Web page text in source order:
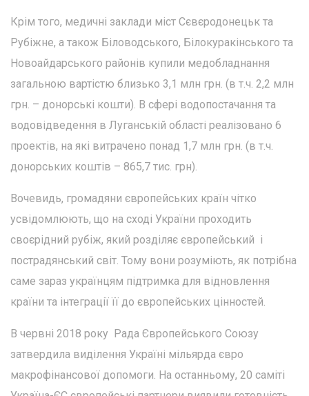
Крім того, медичні заклади міст Сєвєродонецьк та
Рубіжне, а також Біловодського, Білокуракінського та
Новоайдарського районів купили медобладнання
загальною вартістю близько 3,1 млн грн. (в т.ч. 2,2 млн
грн. – донорські кошти). В сфері водопостачання та
водовідведення в Луганській області реалізовано 6
проектів, на які витрачено понад 1,7 млн грн. (в т.ч.
донорських коштів – 865,7 тис. грн).
Вочевидь, громадяни європейських країн чітко
усвідомлюють, що на сході України проходить
своєрідний рубіж, який розділяє європейський і
пострадянський світ. Тому вони розуміють, як потрібна
саме зараз українцям підтримка для відновлення
країни та інтеграції її до європейських цінностей.
В червні 2018 року Рада Європейського Союзу
затвердила виділення Україні мільярда євро
макрофінансової допомоги. На останньому, 20 саміті